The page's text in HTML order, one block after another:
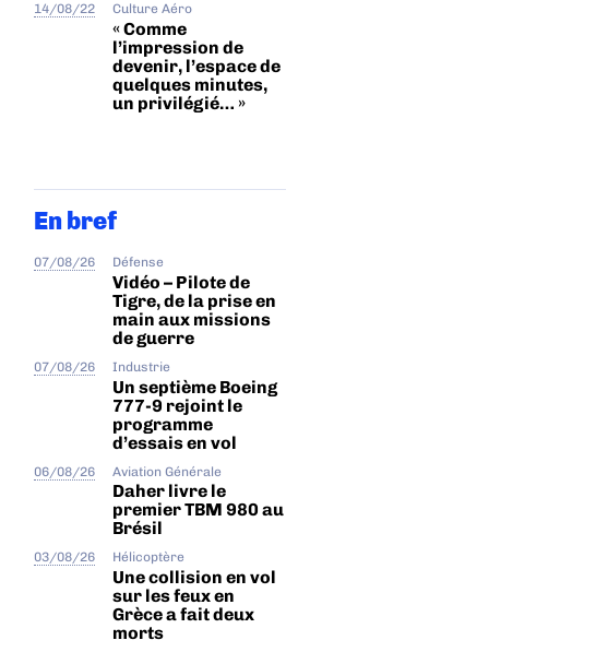
14/08/22 Culture Aéro
« Comme
l’impression de
devenir, l’espace de
quelques minutes,
un privilégié… »
En bref
07/08/26 Défense
Vidéo – Pilote de
Tigre, de la prise en
main aux missions
de guerre
07/08/26 Industrie
Un septième Boeing
777-9 rejoint le
programme
d’essais en vol
06/08/26 Aviation Générale
Daher livre le
premier TBM 980 au
Brésil
03/08/26 Hélicoptère
Une collision en vol
sur les feux en
Grèce a fait deux
morts